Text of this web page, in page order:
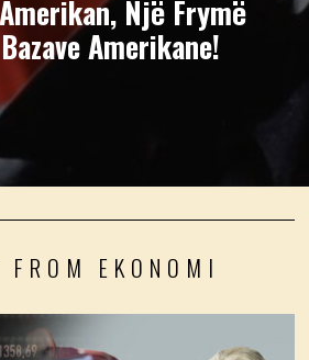
Një Frymë
Amerikane!
FROM EKONOMI